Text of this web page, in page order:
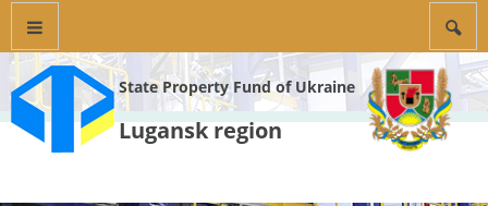
State Property Fund of Ukraine
Lugansk region